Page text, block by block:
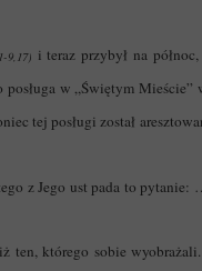
9,17) i teraz przybył na
posługa w „Świętym Mieście”
tej posługi został
z Jego ust pada to pytanie:
ten, którego sobie